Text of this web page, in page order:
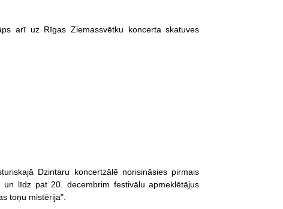
arī uz Rīgas Ziemassvētku koncerta skatuves
Dzintaru koncertzālē norisināsies pirmais
līdz pat 20. decembrim festivālu apmeklētājus
toņu mistērija".